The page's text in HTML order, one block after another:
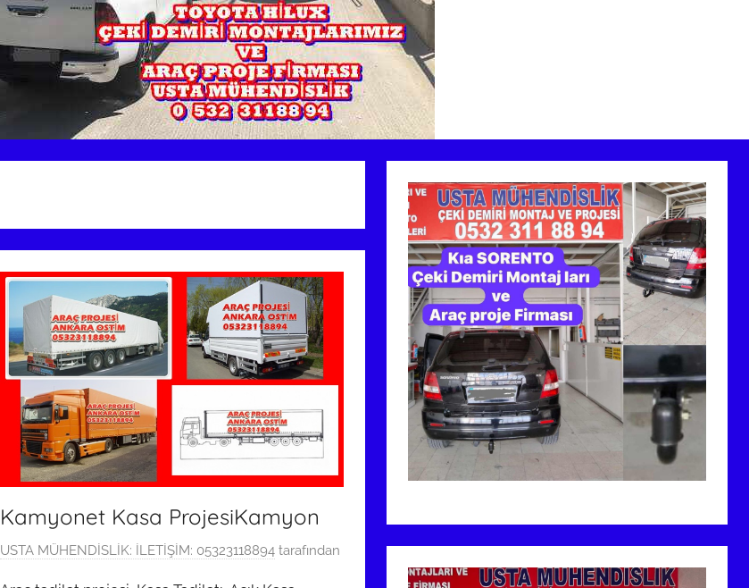
Kamyonet Kasa ProjesiKamyon
5
USTA MÜHENDİSLİK: İLETİŞİM: 05323118894 tarafından